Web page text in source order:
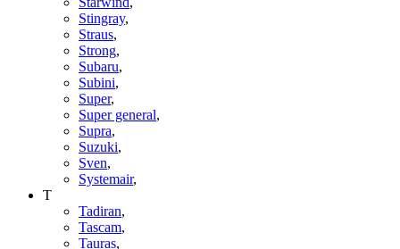
Stingray,
Straus,
Strong,
Subaru,
Subini,
Super,
Super general,
Supra,
Suzuki,
Sven,
Systemair,
T
Tadiran,
Tascam,
Tauras,